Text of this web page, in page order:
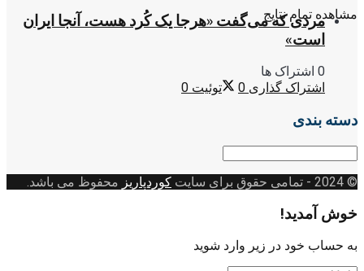
مشاهده تمام نتایج
مردی که می‌گفت «هرجا یک کُرد هست، آنجا ایران
است»
0 اشتراک ها
اشتراک گذاری 0 توئیت 0
دسته بندی
دسته
© 2024
- تمامی حقوق برای سایت کوردپاریز محفوظ می باشد.
خوش آمدید!
به حساب خود در زیر وارد شوید